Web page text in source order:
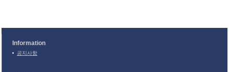
Information
공지사항